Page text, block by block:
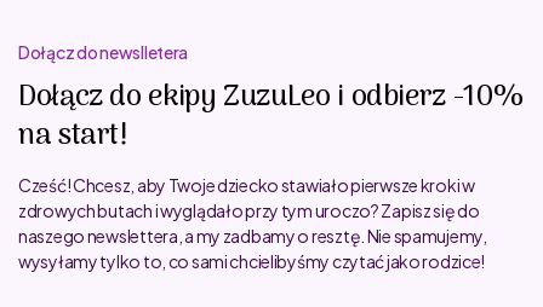
Dołącz do newslletera
Dołącz do ekipy ZuzuLeo i odbierz -10%
na start!
Cześć! Chcesz, aby Twoje dziecko stawiało pierwsze kroki w
zdrowych butach i wyglądało przy tym uroczo? Zapisz się do
naszego newslettera, a my zadbamy o resztę. Nie spamujemy,
wysyłamy tylko to, co sami chcielibyśmy czytać jako rodzice!